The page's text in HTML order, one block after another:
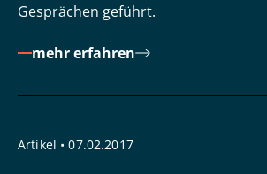
Gesprächen geführt.
mehr erfahren
Artikel • 07.02.2017